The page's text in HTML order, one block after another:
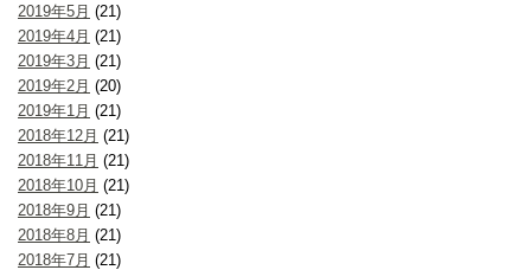
2019年5月 (21)
2019年4月 (21)
2019年3月 (21)
2019年2月 (20)
2019年1月 (21)
2018年12月 (21)
2018年11月 (21)
2018年10月 (21)
2018年9月 (21)
2018年8月 (21)
2018年7月 (21)